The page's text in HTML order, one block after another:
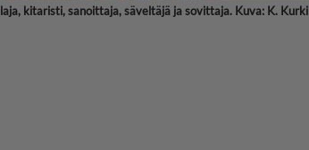
kitaristi, sanoittaja, säveltäjä ja sovittaja. Kuva: K. Kurki